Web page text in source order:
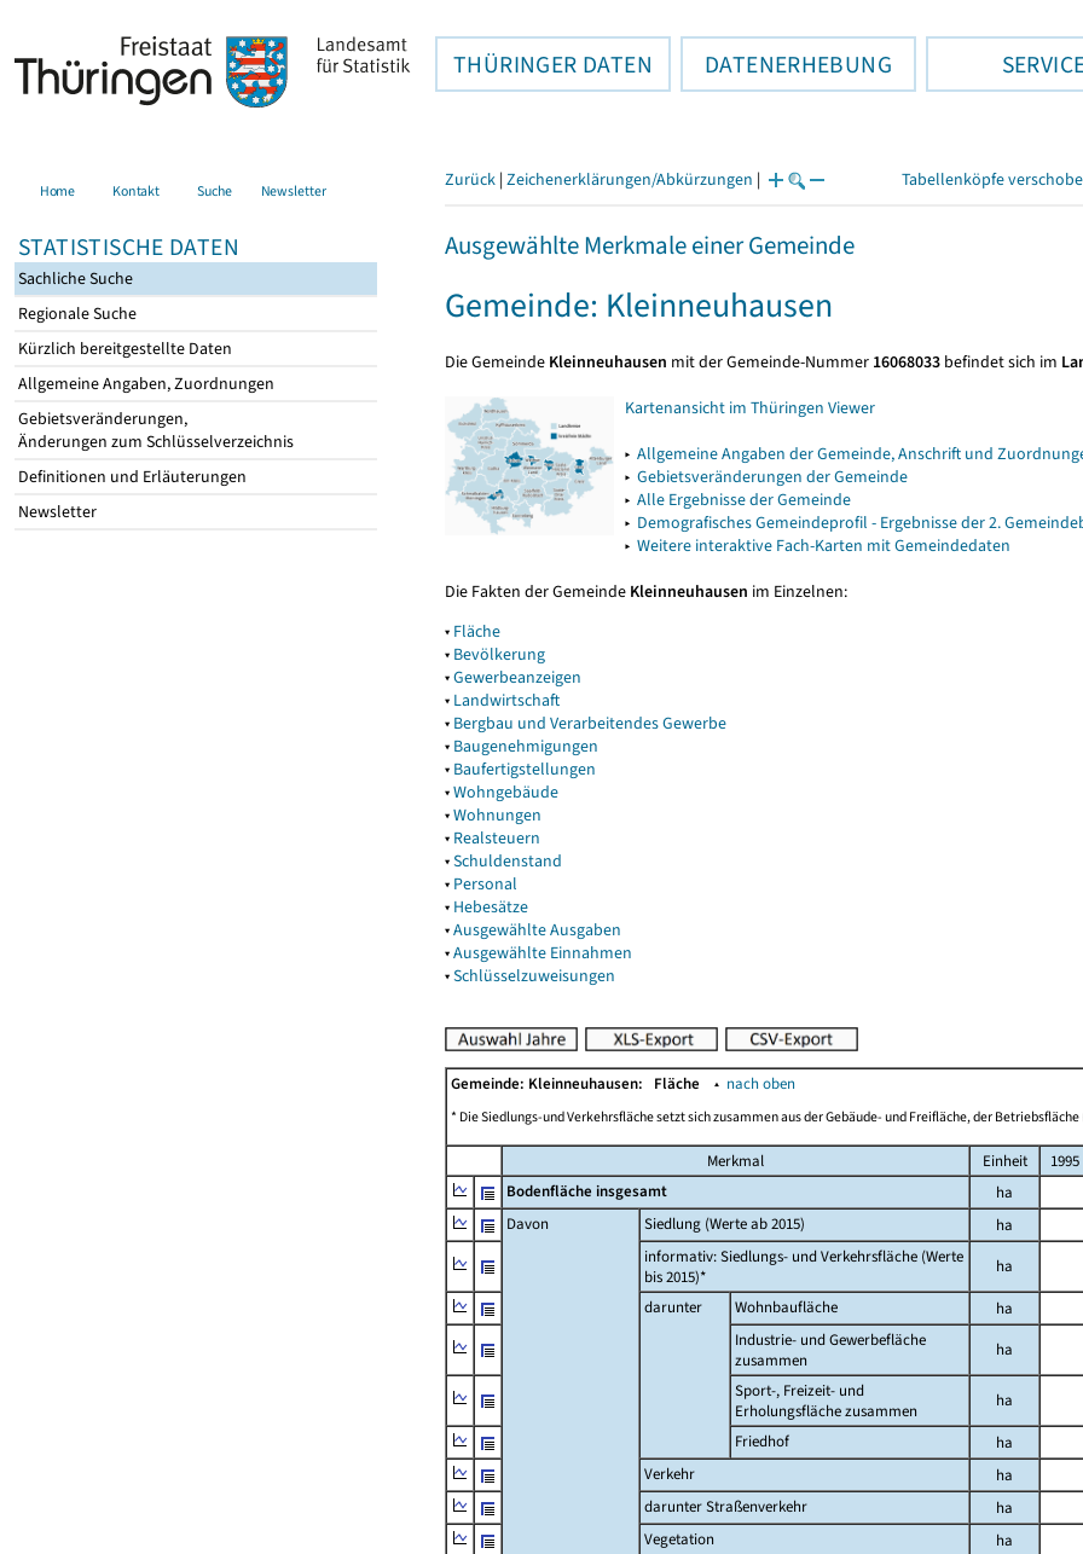
THÜRINGER DATEN DATENERHEBUNG
Home Kontakt Suche Newsletter
STATISTISCHE DATEN
Sachliche Suche
Regionale Suche
Kürzlich bereitgestellte Daten
Allgemeine Angaben, Zuordnungen
Gebietsveränderungen,
Änderungen zum Schlüsselverzeichnis
Definitionen und Erläuterungen
Newsletter
Zurück | Zeichenerklärungen/Abkürzungen | Tabellenköpfe
Ausgewählte Merkmale einer Gemeinde
Gemeinde: Kleinneuhausen
Die Gemeinde Kleinneuhausen mit der Gemeinde-Nummer 16068033 befindet sich im
Kartenansicht im Thüringen Viewer
▸ Allgemeine Angaben der Gemeinde, Anschrift und
▸ Gebietsveränderungen der Gemeinde
▸ Alle Ergebnisse der Gemeinde
▸ Demografisches Gemeindeprofil - Ergebnisse der 2.
▸ Weitere interaktive Fach-Karten mit Gemeindedaten
Die Fakten der Gemeinde Kleinneuhausen im Einzelnen:
▾ Fläche
▾ Bevölkerung
▾Gewerbeanzeigen
▾ Landwirtschaft
▾ Bergbau und Verarbeitendes Gewerbe
▾ Baugenehmigungen
▾ Baufertigstellungen
▾Wohngebäude
▾Wohnungen
▾ Realsteuern
▾Schuldenstand
▾ Personal
▾ Hebesätze
▾Ausgewählte Ausgaben
▾Ausgewählte Einnahmen
▾Schlüsselzuweisungen
Gemeinde: Kleinneuhausen: Fläche ▴ nach oben
* Die Siedlungs-und Verkehrsfläche setzt sich zusammen aus der Gebäude- und Freifläche, der
Merkmal Einheit 1995
Bodenfläche insgesamt
ha
Davon
Siedlung (Werte ab 2015)
ha
informativ: Siedlungs- und Verkehrsfläche (Werte
bis 2015)*
ha
darunter
Wohnbaufläche
ha
Industrie- und Gewerbefläche
zusammen
ha
Sport-, Freizeit- und
Erholungsfläche zusammen
ha
Friedhof
ha
Verkehr
ha
darunter Straßenverkehr
ha
Vegetation
ha